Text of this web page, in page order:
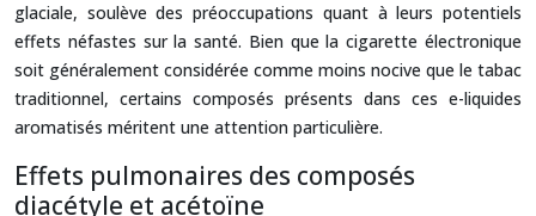
glaciale, soulève des préoccupations quant à leurs potentiels
effets néfastes sur la santé. Bien que la cigarette électronique
soit généralement considérée comme moins nocive que le tabac
traditionnel, certains composés présents dans ces e-liquides
aromatisés méritent une attention particulière.
Effets pulmonaires des composés
diacétyle et acétoïne